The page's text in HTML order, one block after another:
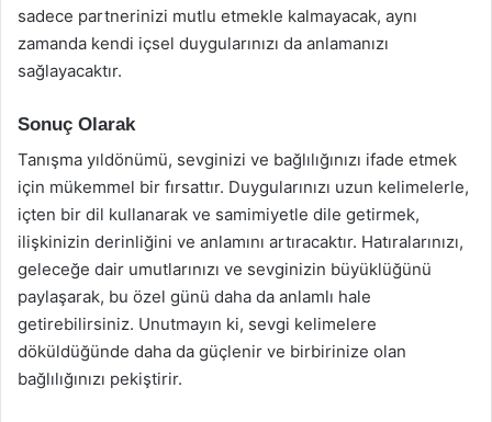
sadece partnerinizi mutlu etmekle kalmayacak, aynı
zamanda kendi içsel duygularınızı da anlamanızı
sağlayacaktır.
Sonuç Olarak
Tanışma yıldönümü, sevginizi ve bağlılığınızı ifade etmek
için mükemmel bir fırsattır. Duygularınızı uzun kelimelerle,
içten bir dil kullanarak ve samimiyetle dile getirmek,
ilişkinizin derinliğini ve anlamını artıracaktır. Hatıralarınızı,
geleceğe dair umutlarınızı ve sevginizin büyüklüğünü
paylaşarak, bu özel günü daha da anlamlı hale
getirebilirsiniz. Unutmayın ki, sevgi kelimelere
döküldüğünde daha da güçlenir ve birbirinize olan
bağlılığınızı pekiştirir.